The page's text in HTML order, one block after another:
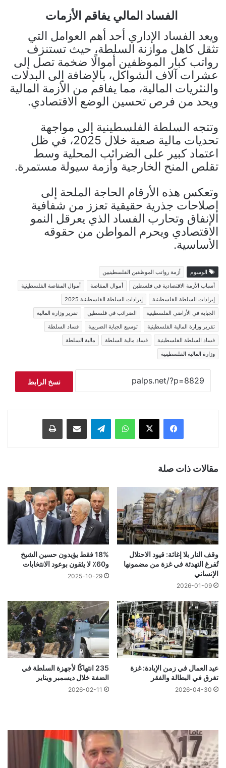
الفساد المالي يفاقم الأزمات
ويعد الفساد الإداري أحد أهم العوامل التي
تثقل كاهل موازنة السلطة، حيث تستنزف
رواتب كبار الموظفين أموالًا ضخمة تصل إلى
عشرات آلاف الشواكل، بالإضافة إلى البدلات
والنثريات المالية، مما يفاقم من الأزمة المالية
ويحد من فرص تحسين الوضع الاقتصادي.
وتتجه السلطة الفلسطينية إلى مواجهة
تحديات مالية صعبة خلال 2025، في ظل
اعتماد كبير على الضرائب المحلية وسط
تقلص المنح الخارجية وأزمة سيولة مستمرة.
وتعكس هذه الأرقام الحاجة الملحة إلى
إصلاحات جذرية حقيقية تعزز من شفافية
الإنفاق وتحارب الفساد الذي يعرقل النمو
الاقتصادي ويحرم المواطن من حقوقه
الأساسية.
الوسوم
أزمة رواتب الموظفين الفلسطينيين
أسباب الأزمة الاقتصادية في فلسطين
أموال المقاصة
أموال المقاصة الفلسطينية
إيرادات السلطة الفلسطينية
إيرادات السلطة الفلسطينية 2025
الجباية في الأراضي الفلسطينية
الضرائب في فلسطين
تقرير وزارة المالية
تقرير وزارة المالية الفلسطينية
توسيع الجباية الضريبية
فساد السلطة
فساد السلطة الفلسطينية
فساد مالية السلطة
مالية السلطة
وزارة المالية الفلسطينية
نسخ الرابط
فيسبوك ‫X واتساب تيلقرام مشاركة عبر البريد طباعة
مقالات ذات صلة
وقف النار بلا إغاثة: قيود الاحتلال
تُفرغ التهدئة في غزة من مضمونها
الإنساني
2026-01-09
18% فقط يؤيدون حسين الشيخ
و60٪ لا يثقون بوعود الانتخابات
2025-10-29
عيد العمال في زمن الإبادة: غزة
تغرق في البطالة والفقر
2026-04-30
235 انتهاكًا لأجهزة السلطة في
الضفة خلال ديسمبر ويناير
2026-02-11